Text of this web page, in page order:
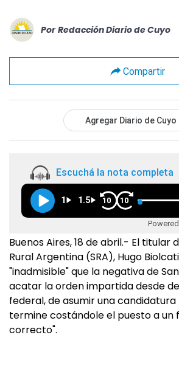
Por Redacción Diario de Cuyo
Compartir
Agregar Diario de Cuyo
Escuchá la nota completa
1 1.5 10 10
Buenos Aires, 18 de abril.- El titular
Rural Argentina (SRA), Hugo
"inadmisible" que la negativa de
acatar la orden impartida desde
federal, de asumir una
termine costándole el puesto a un
correcto".